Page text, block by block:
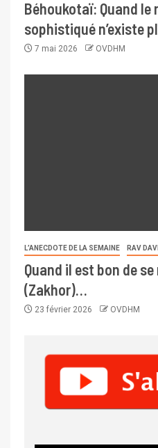
Béhoukotaï: Quand le
sophistiqué n’existe
7 mai 2026 OVDHM
L’ANECDOTE DE LA SEMAINE RAV
Quand il est bon de
(Zakhor)…
23 février 2026 OVDHM